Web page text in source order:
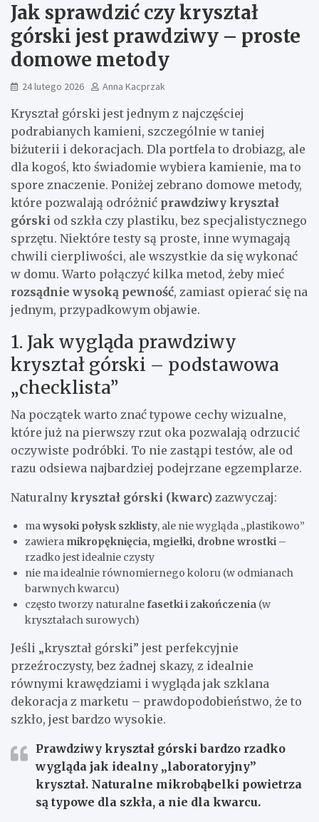
Jak sprawdzić czy kryształ
górski jest prawdziwy – proste
domowe metody
24 lutego 2026 Anna Kacprzak
Kryształ górski jest jednym z najczęściej
podrabianych kamieni, szczególnie w taniej
biżuterii i dekoracjach. Dla portfela to drobiazg, ale
dla kogoś, kto świadomie wybiera kamienie, ma to
spore znaczenie. Poniżej zebrano domowe metody,
które pozwalają odróżnić prawdziwy kryształ
górski od szkła czy plastiku, bez specjalistycznego
sprzętu. Niektóre testy są proste, inne wymagają
chwili cierpliwości, ale wszystkie da się wykonać
w domu. Warto połączyć kilka metod, żeby mieć
rozsądnie wysoką pewność, zamiast opierać się na
jednym, przypadkowym objawie.
1. Jak wygląda prawdziwy
kryształ górski – podstawowa
„checklista”
Na początek warto znać typowe cechy wizualne,
które już na pierwszy rzut oka pozwalają odrzucić
oczywiste podróbki. To nie zastąpi testów, ale od
razu odsiewa najbardziej podejrzane egzemplarze.
Naturalny kryształ górski (kwarc) zazwyczaj:
mawysoki połysk szklisty, ale nie wygląda „plastikowo”
zawiera mikropęknięcia, mgiełki, drobne wrostki –
rzadko jest idealnie czysty
nie ma idealnie równomiernego koloru (w odmianach
barwnych kwarcu)
często tworzy naturalne fasetki i zakończenia (w
kryształach surowych)
Jeśli „kryształ górski” jest perfekcyjnie
przeźroczysty, bez żadnej skazy, z idealnie
równymi krawędziami i wygląda jak szklana
dekoracja z marketu – prawdopodobieństwo, że to
szkło, jest bardzo wysokie.
Prawdziwy kryształ górski bardzo rzadko
wygląda jak idealny „laboratoryjny”
kryształ. Naturalne mikrobąbelki powietrza
są typowe dla szkła, a nie dla kwarcu.